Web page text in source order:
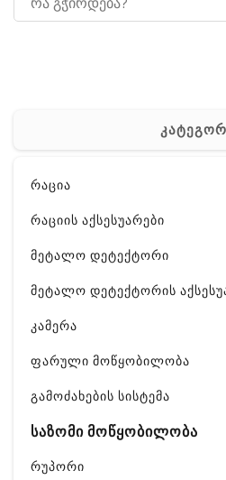
რაცია
რაციის აქსესუარები
მეტალო დეტექტორი
მეტალო დეტექტორის
კამერა
ფარული მოწყობილობა
გამოძახების სისტემა
საზომი მოწყობილობა
რუპორი